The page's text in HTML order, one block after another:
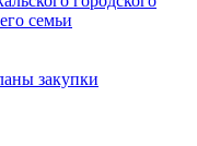
семьи
закупки